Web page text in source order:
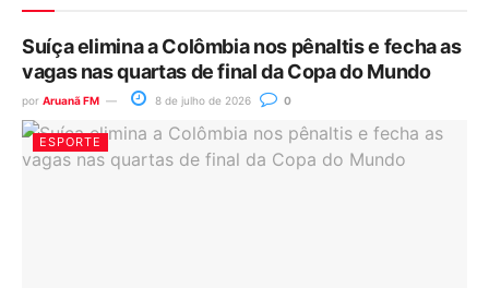
Suíça elimina a Colômbia nos pênaltis e fecha as
vagas nas quartas de final da Copa do Mundo
por Aruanã FM 8 de julho de 2026 0
ESPORTE